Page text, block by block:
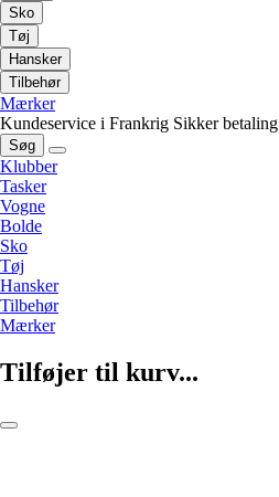
Sko
Tøj
Hansker
Tilbehør
Mærker
Kundeservice i Frankrig Sikker betaling
Søg
Klubber
Tasker
Vogne
Bolde
Sko
Tøj
Hansker
Tilbehør
Mærker
Tilføjer til kurv...